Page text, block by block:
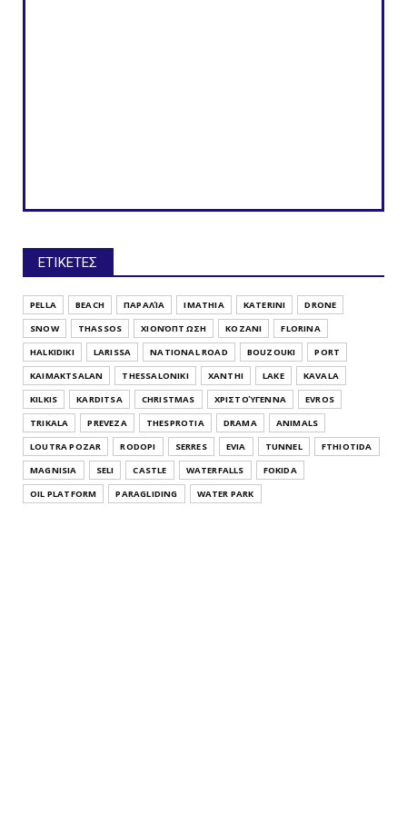
ΕΤΙΚΕΤΕΣ
PELLA BEACH ΠΑΡΑΛΊΑ IMATHIA KATERINI
DRONE
SNOW
THASSOS ΧΙΟΝΌΠΤΩΣΗ KOZANI
FLORINA
HALKIDIKI
LARISSA NATIONAL ROAD BOUZOUKI
PORT
KAIMAKTSALAN
THESSALONIKI XANTHI LAKE
KAVALA
KILKIS
KARDITSA CHRISTMAS ΧΡΙΣΤΟΎΓΕΝΝΑ
EVROS
TRIKALA
PREVEZA THESPROTIA DRAMA
ANIMALS
LOUTRA POZAR
RODOPI SERRES EVIA TUNNEL
FTHIOTIDA
MAGNISIA
SELI CASTLE WATERFALLS
FOKIDA
OIL PLATFORM
PARAGLIDING WATER PARK